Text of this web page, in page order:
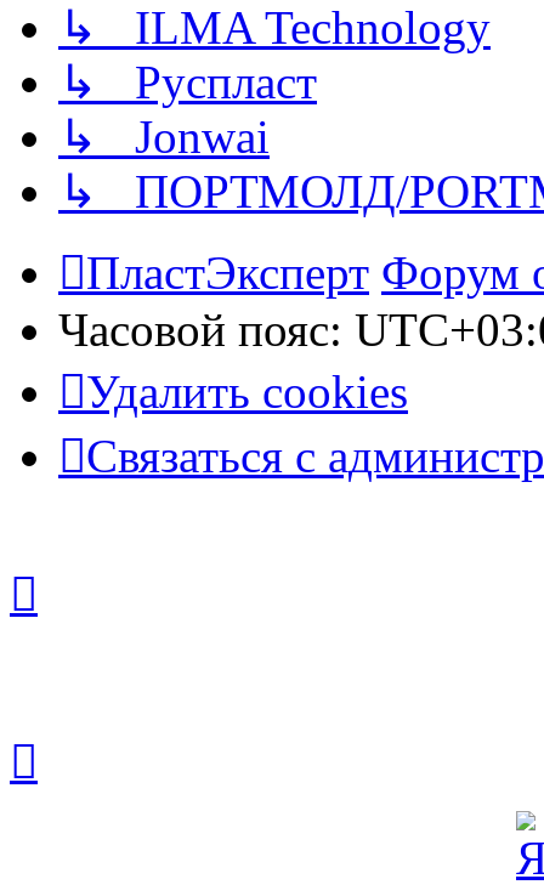
↳ ILMA Technology
↳ Руспласт
↳ Jonwai
↳ ПОРТМОЛД/
ПластЭксперт Форум
Часовой пояс:
Удалить cookies
Связаться с